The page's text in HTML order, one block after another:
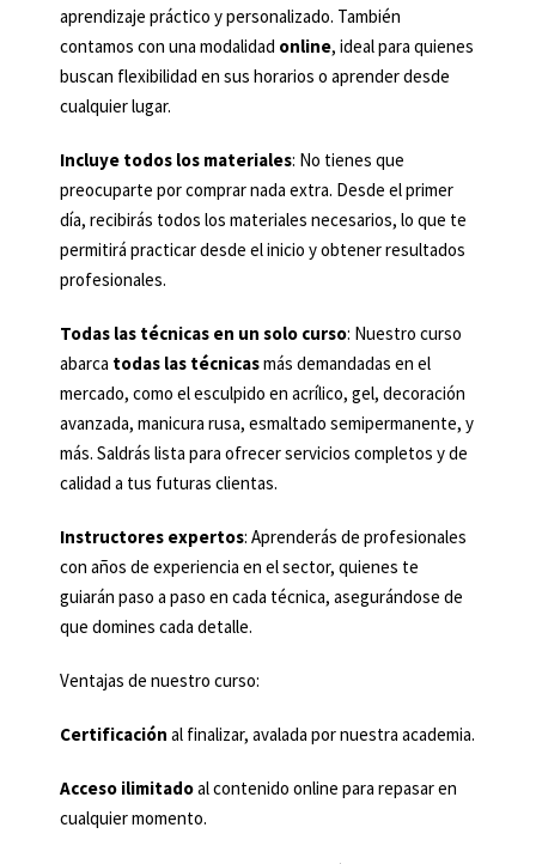
aprendizaje práctico y personalizado. También
contamos con una modalidad online, ideal para quienes
buscan flexibilidad en sus horarios o aprender desde
cualquier lugar.
Incluye todos los materiales: No tienes que
preocuparte por comprar nada extra. Desde el primer
día, recibirás todos los materiales necesarios, lo que te
permitirá practicar desde el inicio y obtener resultados
profesionales.
Todas las técnicas en un solo curso: Nuestro curso
abarca todas las técnicasmás demandadas en el
mercado, como el esculpido en acrílico, gel, decoración
avanzada, manicura rusa, esmaltado semipermanente, y
más. Saldrás lista para ofrecer servicios completos y de
calidad a tus futuras clientas.
Instructores expertos: Aprenderás de profesionales
con años de experiencia en el sector, quienes te
guiarán paso a paso en cada técnica, asegurándose de
que domines cada detalle.
Ventajas de nuestro curso:
Certificación al finalizar, avalada por nuestra academia.
Acceso ilimitadoal contenido online para repasar en
cualquier momento.